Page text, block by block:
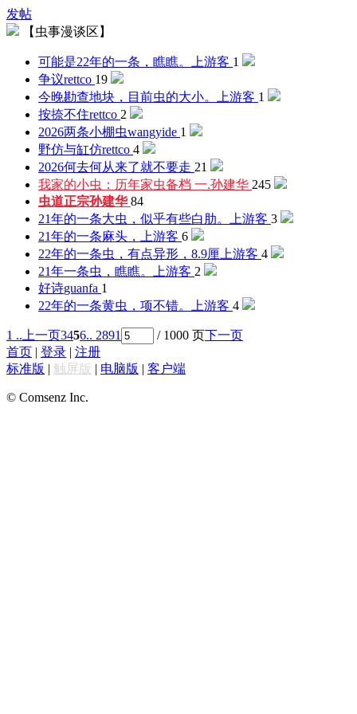
发帖
【虫事漫谈区】
可能是22年的一条，瞧瞧。 上游客 1
争议rettco 19
今晚勘查地块，目前虫的大小。
上游客 1
按捺不住rettco 2
2026两条小棚虫wangyide 1
野仿与缸仿rettco 4
2026何去何从来了就不要走 21
我家的小虫：历年家虫备档 一.孙建华 245
虫道正宗孙建华 84
21年的一条大虫，似乎有些白肋。
上游客 3
21年的一条麻头，
上游客 6
22年的一条虫，有点异形，8.9厘 上游客 4
21年一条虫，瞧瞧。
上游客 2
好诗guanfa 1
22年的一条黄虫，项不错。
上游客 4
1 .. 上一页3456.. 2891 / 1000 页下一页
首页 | 登录 | 注册
标准版 | 触屏版 | 电脑版 | 客户端
© Comsenz Inc.